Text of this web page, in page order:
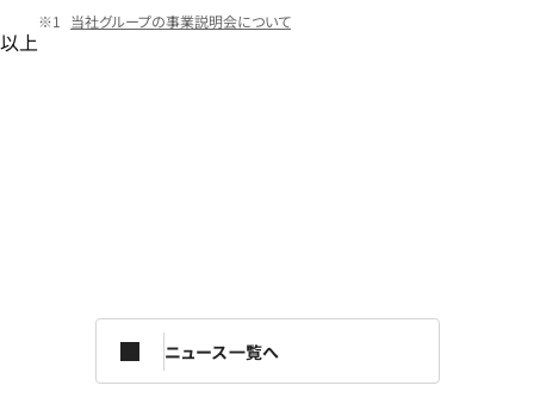
当社グループの事業説明会について
以上
ニュース一覧へ